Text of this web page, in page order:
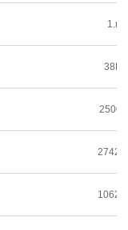
1.m³